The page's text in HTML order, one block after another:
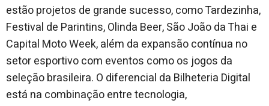
estão projetos de grande sucesso, como Tardezinha,
Festival de Parintins, Olinda Beer, São João da Thai e
Capital Moto Week, além da expansão contínua no
setor esportivo com eventos como os jogos da
seleção brasileira. O diferencial da Bilheteria Digital
está na combinação entre tecnologia,